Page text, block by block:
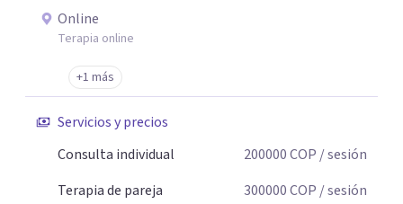
psicoterapia para ayudar a integrar eso que pasó y para
ayudar a pensar todo lo que generó. Soltar el lazo con el
de quienes estuvieron, de quienes agredieron o de quienes
Online
Terapia online
+1 más
Servicios y precios
Consulta individual
200000COP / sesión
Terapia de pareja
300000COP / sesión